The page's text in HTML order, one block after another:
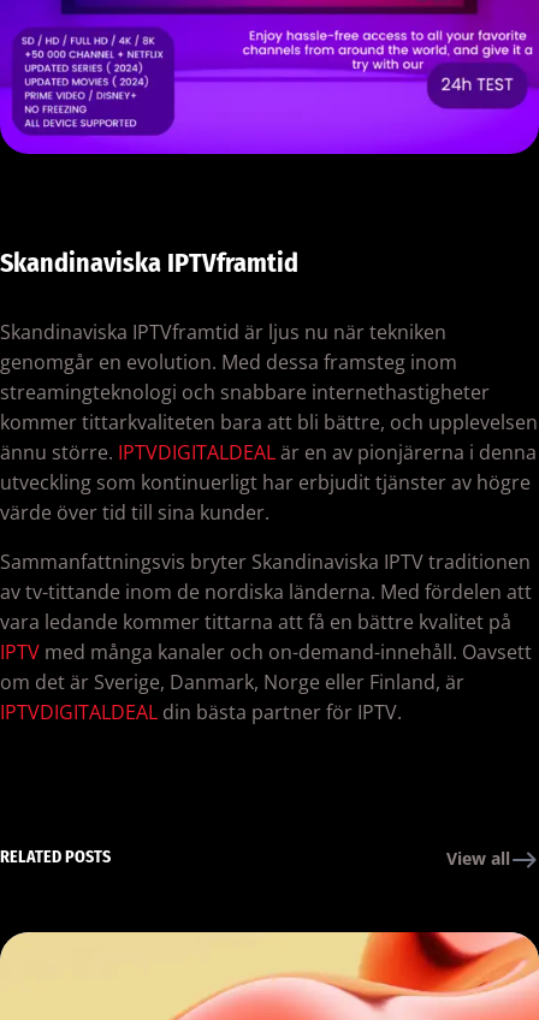
Skandinaviska IPTVframtid
Skandinaviska IPTVframtid är ljus nu när tekniken
genomgår en evolution. Med dessa framsteg inom
streamingteknologi och snabbare internethastigheter
kommer tittarkvaliteten bara att bli bättre, och upplevelsen
ännu större. IPTVDIGITALDEALär en av pionjärerna i denna
utveckling som kontinuerligt har erbjudit tjänster av högre
värde över tid till sina kunder.
Sammanfattningsvis bryter Skandinaviska IPTV traditionen
av tv-tittande inom de nordiska länderna. Med fördelen att
vara ledande kommer tittarna att få en bättre kvalitet på
IPTV med många kanaler och on-demand-innehåll. Oavsett
om det är Sverige, Danmark, Norge eller Finland, är
IPTVDIGITALDEAL din bästa partner för IPTV.
RELATED POSTS View all